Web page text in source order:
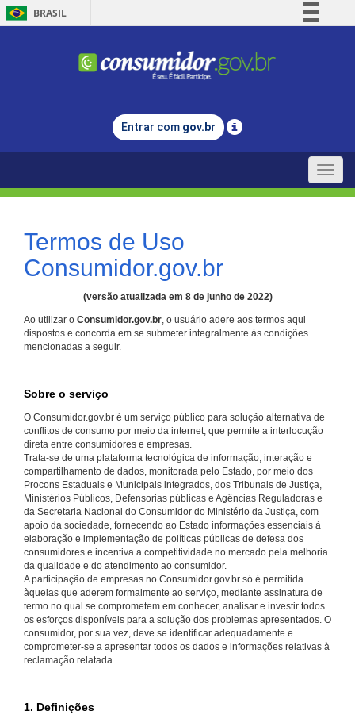
BRASIL
Comunica BR
Legislação
Entrar com gov.br
Toggle
Termos de Uso
Consumidor.gov.br
(versão atualizada em 8 de junho de 2022)
Ao utilizar o Consumidor.gov.br, o usuário adere aos termos aqui
dispostos e concorda em se submeter integralmente às condições
mencionadas a seguir.
Sobre o serviço
O Consumidor.gov.br é um serviço público para solução alternativa de
conflitos de consumo por meio da internet, que permite a interlocução
direta entre consumidores e empresas.
Trata-se de uma plataforma tecnológica de informação, interação e
compartilhamento de dados, monitorada pelo Estado, por meio dos
Procons Estaduais e Municipais integrados, dos Tribunais de Justiça,
Ministérios Públicos, Defensorias públicas e Agências Reguladoras e
da Secretaria Nacional do Consumidor do Ministério da Justiça, com
apoio da sociedade, fornecendo ao Estado informações essenciais à
elaboração e implementação de políticas públicas de defesa dos
consumidores e incentiva a competitividade no mercado pela melhoria
da qualidade e do atendimento ao consumidor.
A participação de empresas no Consumidor.gov.br só é permitida
àquelas que aderem formalmente ao serviço, mediante assinatura de
termo no qual se comprometem em conhecer, analisar e investir todos
os esforços disponíveis para a solução dos problemas apresentados. O
consumidor, por sua vez, deve se identificar adequadamente e
comprometer-se a apresentar todos os dados e informações relativas à
reclamação relatada.
1. Definições